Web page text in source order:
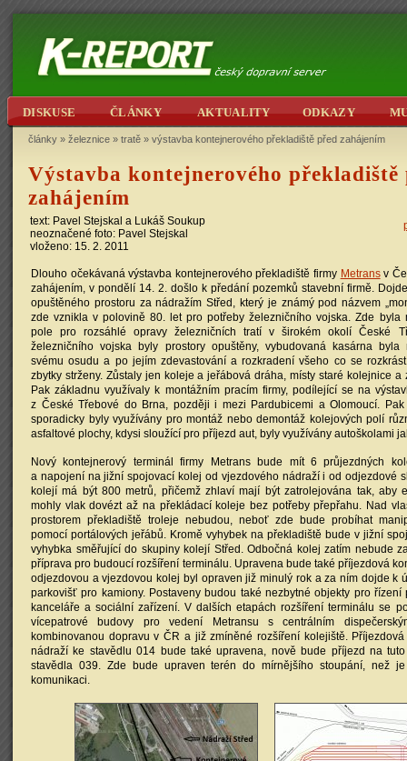
DISKUSE ČLÁNKY AKTUALITY ODKAZY
články » železnice » tratě » výstavba kontejnerového překladiště před zahájením
Výstavba kontejnerového překladiště
zahájením
text: Pavel Stejskal a Lukáš Soukup
neoznačené foto: Pavel Stejskal
vloženo: 15. 2. 2011
Dlouho očekávaná výstavba kontejnerového překladiště firmy Metransv
zahájením, v pondělí 14. 2. došlo k předání pozemků stavební firmě.
opuštěného prostoru za nádražím Střed, který je známý pod názvem
zde vznikla v polovině 80. let pro potřeby železničního vojska. Zde byla
pole pro rozsáhlé opravy železničních tratí v širokém okolí České
železničního vojska byly prostory opuštěny, vybudovaná kasárna byla
svému osudu a po jejím zdevastování a rozkradení všeho co se
zbytky strženy. Zůstaly jen koleje a jeřábová dráha, místy staré kolejnice a
Pak základnu využívaly k montážním pracím firmy, podílející se na
z České Třebové do Brna, později i mezi Pardubicemi a Olomoucí.
sporadicky byly využívány pro montáž nebo demontáž kolejových polí
asfaltové plochy, kdysi sloužící pro příjezd aut, byly využívány autoškolami
Nový kontejnerový terminál firmy Metrans bude mít 6 průjezdných
a napojení na jižní spojovací kolej od vjezdového nádraží i od odjezdové
kolejí má být 800 metrů, přičemž zhlaví mají být zatrolejována tak, aby
mohly vlak dovézt až na překládací koleje bez potřeby přepřahu. Nad
prostorem překladiště troleje nebudou, neboť zde bude probíhat
pomocí portálových jeřábů. Kromě vyhybek na překladiště bude v jižní
vyhybka směřující do skupiny kolejí Střed. Odbočná kolej zatím nebude
příprava pro budoucí rozšíření terminálu. Upravena bude také příjezdová
odjezdovou a vjezdovou kolej byl opraven již minulý rok a za ním dojde k
parkovišť pro kamiony. Postaveny budou také nezbytné objekty pro řízení
kanceláře a sociální zařízení. V dalších etapách rozšíření terminálu se
vícepatrové budovy pro vedení Metransu s centrálním
kombinovanou dopravu v ČR a již zmíněné rozšíření kolejiště.
nádraží ke stavědlu 014 bude také upravena, nově bude příjezd na
stavědla 039. Zde bude upraven terén do mírnějšího stoupání, než
komunikaci.